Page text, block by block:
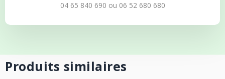
04 65 840 690 ou 06 52 680 680
Produits similaires